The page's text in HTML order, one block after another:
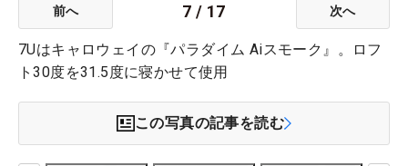
前へ 7 / 17 次へ
7Uはキャロウェイの『パラダイム Aiスモーク』。ロフ
ト30度を31.5度に寝かせて使用
この写真の記事を読む